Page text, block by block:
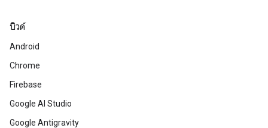
บิวด์
Android
Chrome
Firebase
Google AI Studio
Google Antigravity